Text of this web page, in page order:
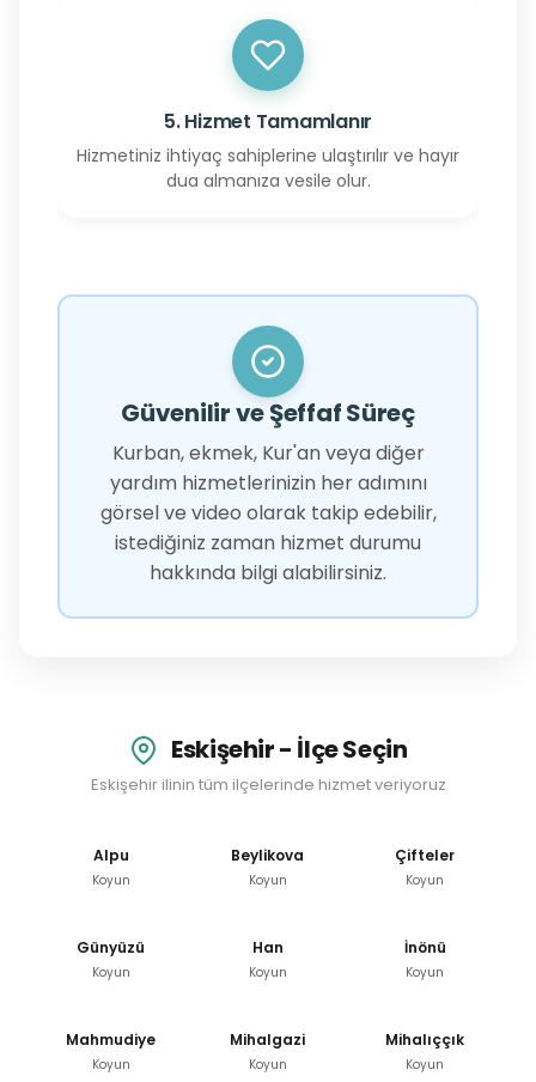
5. Hizmet Tamamlanır
Hizmetiniz ihtiyaç sahiplerine ulaştırılır ve hayır
dua almanıza vesile olur.
Güvenilir ve Şeffaf Süreç
Kurban, ekmek, Kur'an veya diğer
yardım hizmetlerinizin her adımını
görsel ve video olarak takip edebilir,
istediğiniz zaman hizmet durumu
hakkında bilgi alabilirsiniz.
Eskişehir - İlçe Seçin
Eskişehir ilinin tüm ilçelerinde hizmet veriyoruz
Alpu
Koyun
Beylikova
Koyun
Çifteler
Koyun
Günyüzü
Koyun
Han
Koyun
İnönü
Koyun
Mahmudiye
Koyun
Mihalgazi
Koyun
Mihalıççık
Koyun